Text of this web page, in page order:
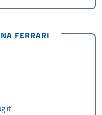
FERRARI